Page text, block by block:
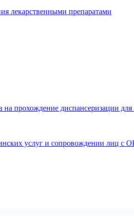
лекарственными препаратами
прохождение диспансеризации
услуг и сопровождении лиц с